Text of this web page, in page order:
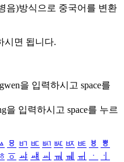
음)방식으로 중국어를 변환
시면 됩니다.
을 입력하시고 space를
을 입력하시고 space를 누르
ㅱ ㅲ ㅳ ㅴ ㅵ ㅶ ㅷ ㅸ
ㅹ
ㆆ ㆇ ㆈ ㆉ ㆊ ㆋ ㆌ ㆍ
ㆎ